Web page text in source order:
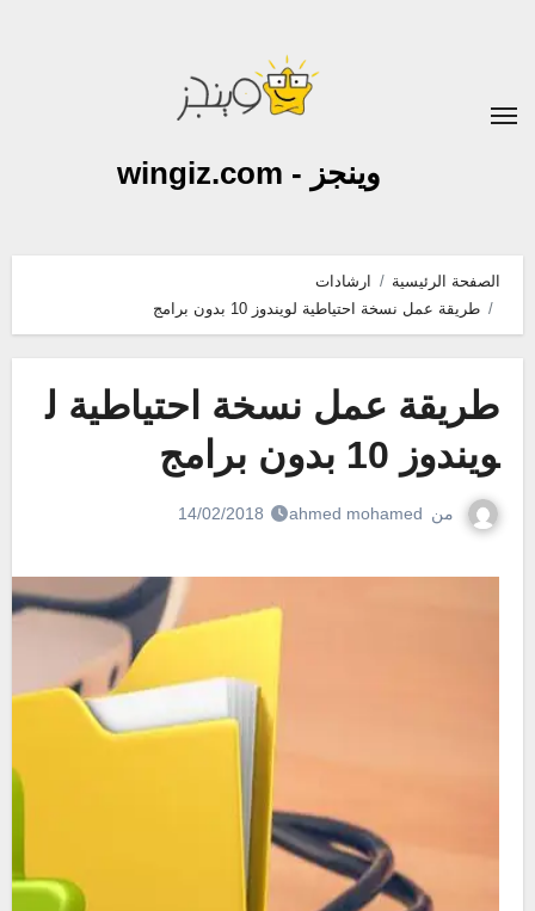
وينجز - wingiz.com
الصفحة الرئيسية
ارشادات
طريقة عمل نسخة احتياطية لويندوز 10 بدون برامج
طريقة عمل نسخة احتياطية ل
ويندوز 10 بدون برامج
من ahmed mohamed
14/02/2018